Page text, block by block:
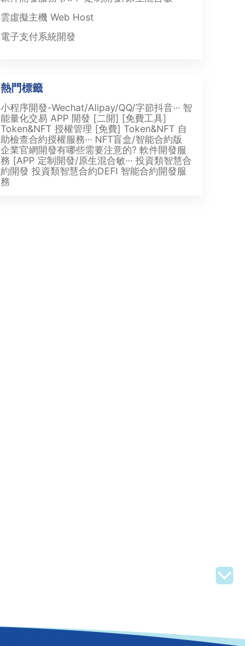
雲虛擬主機 Web Host
電子支付系統開發
熱門標籤
小程序開發-Wechat/Alipay/QQ/字節抖音··· 智
能量化交易 APP 開發 [二開] [免費工具]
Token&NFT 授權管理 [免費] Token&NFT 自
助檢查合約授權服務··· NFT盲盒/智能合約版
企業官網開發有哪些需要注意的? 軟件開發服
務 [APP 定制開發/原生混合敏··· 投資類智慧合
約開發 投資類智慧合約DEFI 智能合約開發服
務